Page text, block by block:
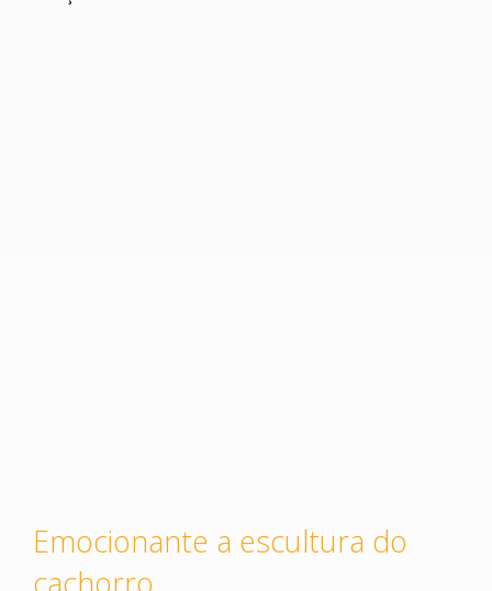
Emocionante a escultura do